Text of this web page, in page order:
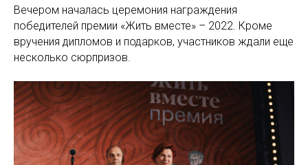
Вечером началась церемония награждения
победителей премии «Жить вместе» – 2022. Кроме
вручения дипломов и подарков, участников ждали еще
несколько сюрпризов.